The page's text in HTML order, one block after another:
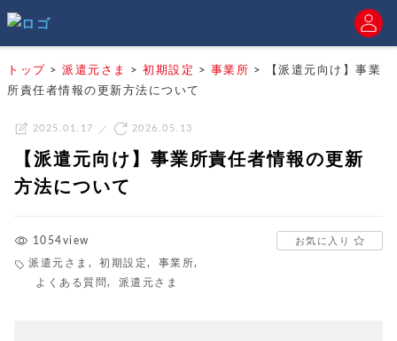
トップ > 派遣元さま > 初期設定 > 事業所 >
【派遣元向け】事業
所責任者情報の更新方法について
2025.01.17 2026.05.13
【派遣元向け】事業所責任者情報の更新
方法について
1054view
派遣元さま , 初期設定, 事業所,
よくある質問, 派遣元さま
お気に入り